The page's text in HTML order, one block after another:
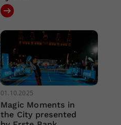
01.10.2025
Magic Moments in
the City presented